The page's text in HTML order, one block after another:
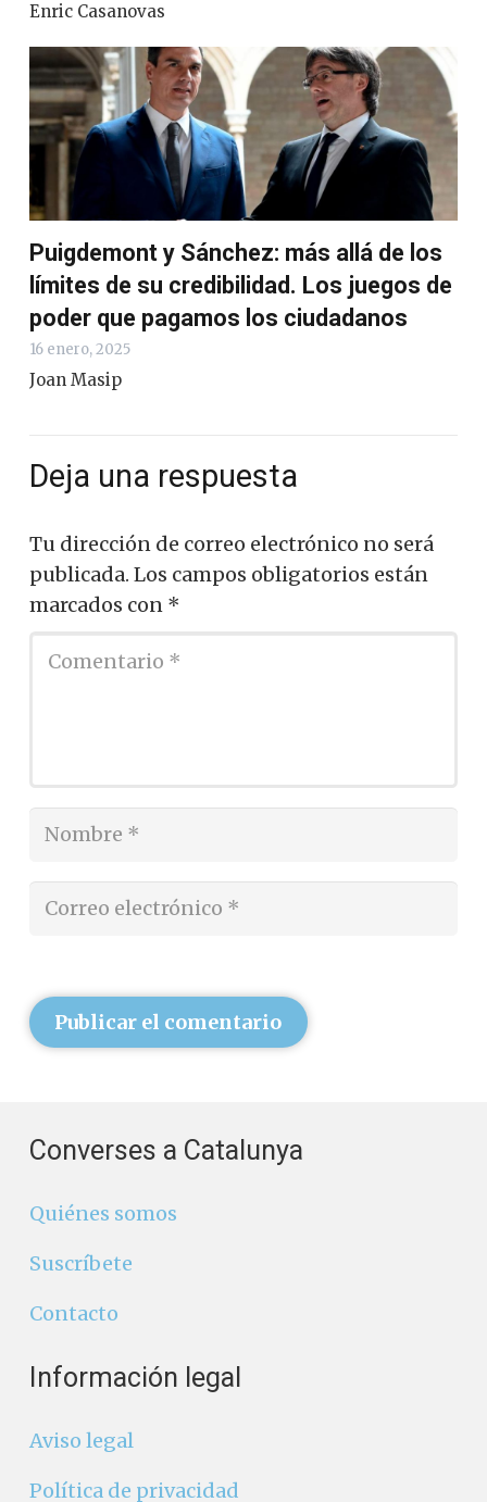
Enric Casanovas
Puigdemont y Sánchez: más allá de los
límites de su credibilidad. Los juegos de
poder que pagamos los ciudadanos
16 enero, 2025
Joan Masip
Deja una respuesta
Tu dirección de correo electrónico no será
publicada. Los campos obligatorios están
marcados con *
Publicar el comentario
Converses a Catalunya
Quiénes somos
Suscríbete
Contacto
Información legal
Aviso legal
Política de privacidad